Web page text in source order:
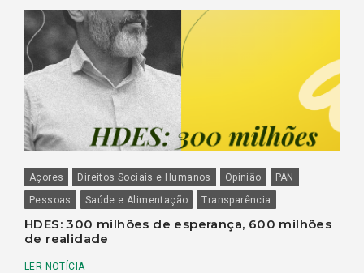
Açores Direitos Sociais e Humanos Opinião
PAN
Pessoas
Saúde e Alimentação Transparência
HDES: 300 milhões de esperança, 600 milhões
de realidade
LER NOTÍCIA